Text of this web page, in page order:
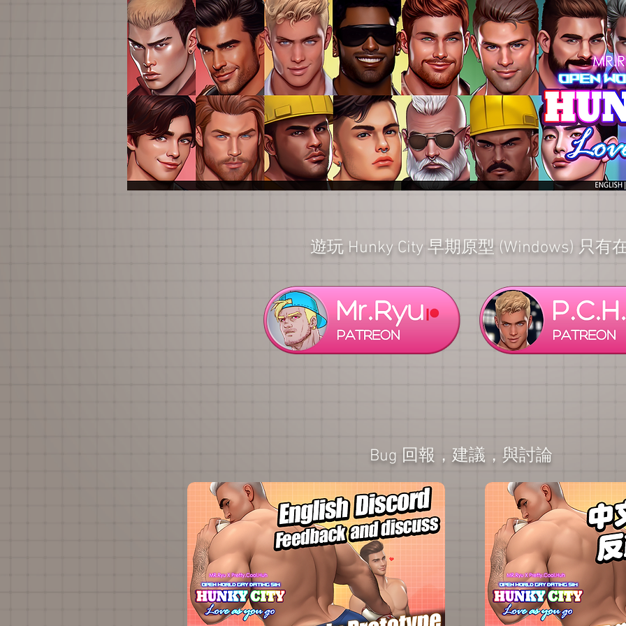
遊玩 Hunky City 早期原型 (Windows) 只有
Bug 回報，建議，與討論